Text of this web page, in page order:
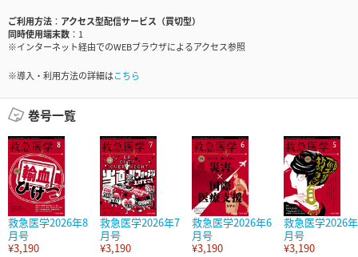
ご利用方法
アクセス型配信サービス（買切型）
同時使用端末数
1
※インターネット経由でのWEBブラウザによるアクセス参照
※導入・利用方法の詳細はこちら
巻号一覧
救急医学2026年8
月号
¥3,190
救急医学2026年7
月号
¥3,190
救急医学2026年6
月号
¥3,190
救急医学2026
月号
¥3,190